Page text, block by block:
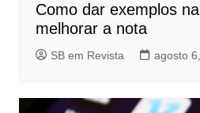
Como dar exemplos
melhorar a nota
SB em Revista agosto